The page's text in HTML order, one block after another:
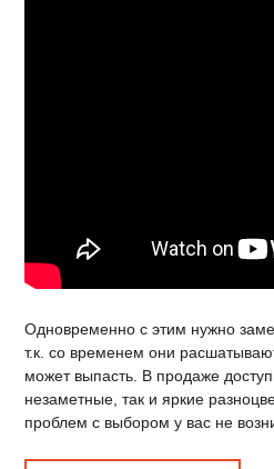
Одновременно с этим нужно
т.к. со временем они
может выпасть. В продаже
незаметные, так и яркие
проблем с выбором у вас не